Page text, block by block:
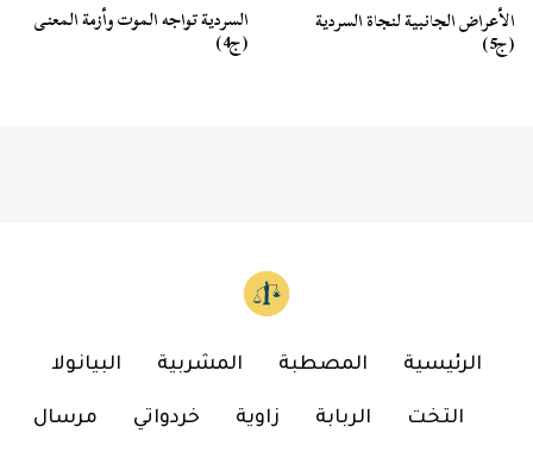
الأعراض الجانبية لنجاة السردية
(ج5)
السردية تواجه الموت وأزمة المعنى
(ج4)
الرئيسية المصطبة المشربية البيانولا
التخت الربابة زاوية خردواتي مرسال